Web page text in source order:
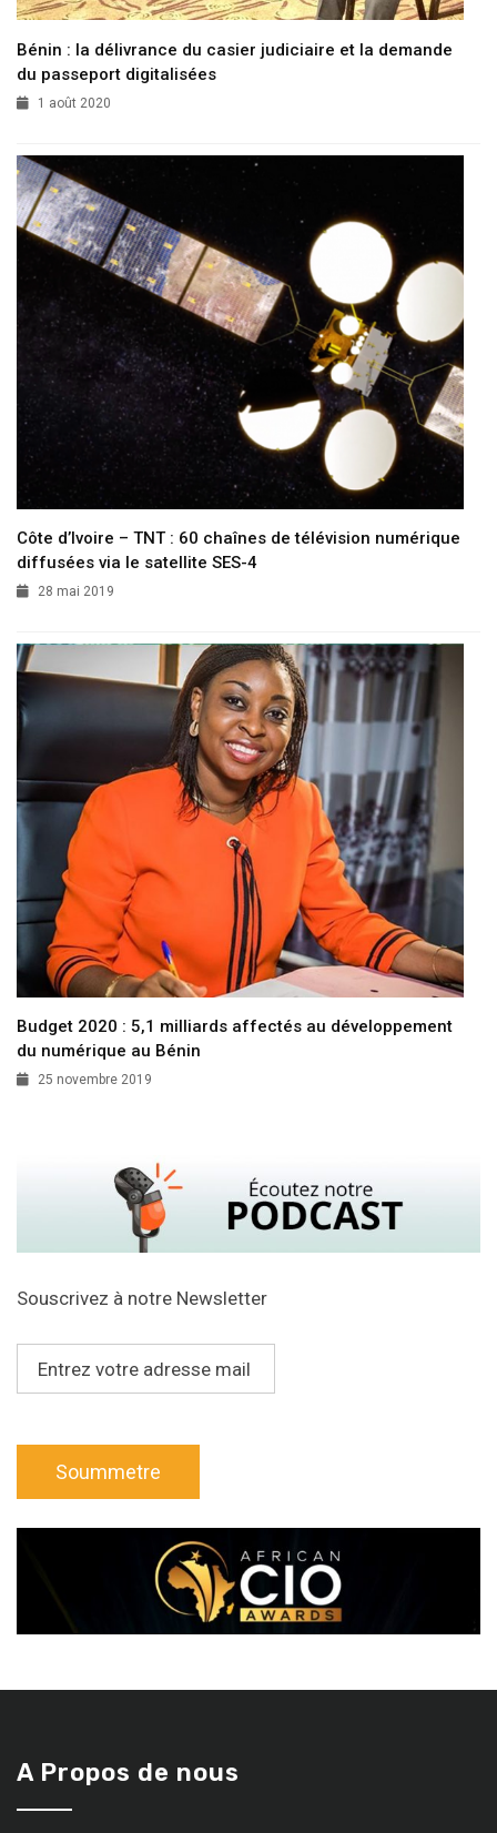
Bénin : la délivrance du casier judiciaire et la demande
du passeport digitalisées
1 août 2020
Côte d’Ivoire – TNT : 60 chaînes de télévision numérique
diffusées via le satellite SES-4
28 mai 2019
Budget 2020 : 5,1 milliards affectés au développement
du numérique au Bénin
25 novembre 2019
Souscrivez à notre Newsletter
A Propos de nous